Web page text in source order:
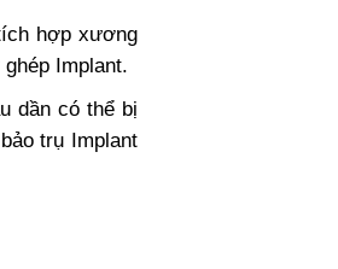
hợp xương
Implant.
dần có thể bị
trụ Implant